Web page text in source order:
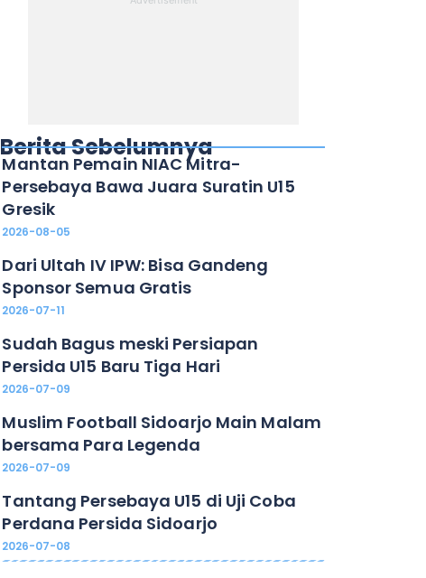
Berita Sebelumnya
Mantan Pemain NIAC Mitra-
Persebaya Bawa Juara Suratin U15
Gresik
2026-08-05
Dari Ultah IV IPW: Bisa Gandeng
Sponsor Semua Gratis
2026-07-11
Sudah Bagus meski Persiapan
Persida U15 Baru Tiga Hari
2026-07-09
Muslim Football Sidoarjo Main Malam
bersama Para Legenda
2026-07-09
Tantang Persebaya U15 di Uji Coba
Perdana Persida Sidoarjo
2026-07-08